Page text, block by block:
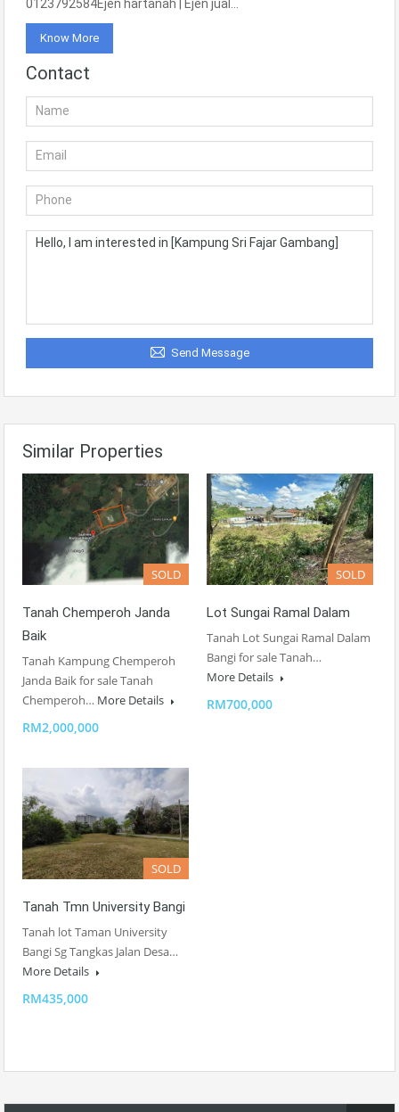
0123792584Ejen hartanah | Ejen jual…
Know More
Contact
Send Message
Similar Properties
SOLD
Tanah Chemperoh Janda
Baik
Tanah Kampung Chemperoh
Janda Baik for sale Tanah
Chemperoh… More Details
RM2,000,000
SOLD
Lot Sungai Ramal Dalam
Tanah Lot Sungai Ramal Dalam
Bangi for sale Tanah…
More Details
RM700,000
SOLD
Tanah Tmn University Bangi
Tanah lot Taman University
Bangi Sg Tangkas Jalan Desa…
More Details
RM435,000